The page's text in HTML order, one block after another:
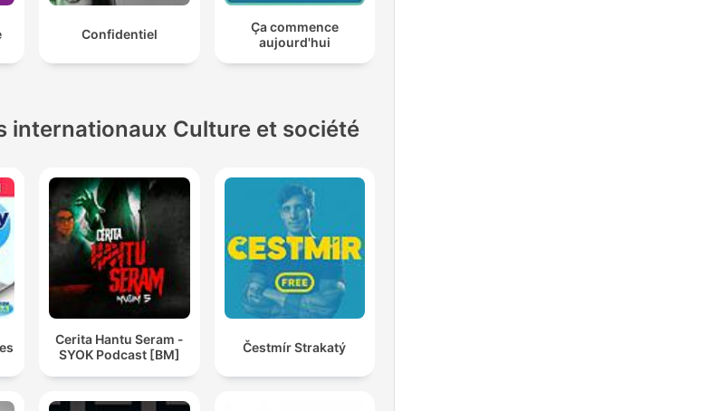
Confidentiel
Ça commence
aujourd'hui
internationaux Culture et société
Cerita Hantu Seram -
SYOK Podcast [BM]
Čestmír Strakatý